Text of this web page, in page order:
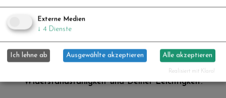
HAVE FUN ist dazu da Dich daran zu
Launen und Deine Witze das Wichtigste sind.
Sie sind die Quelle Deiner Stärke, Deiner
Widerstandsfähigkeit und Deiner Leichtigkeit.
Externe Medien
↓ 4 Dienste
Ich lehne ab Ausgewählte akzeptieren Alle akzeptieren
Realisiert mit Klaro!